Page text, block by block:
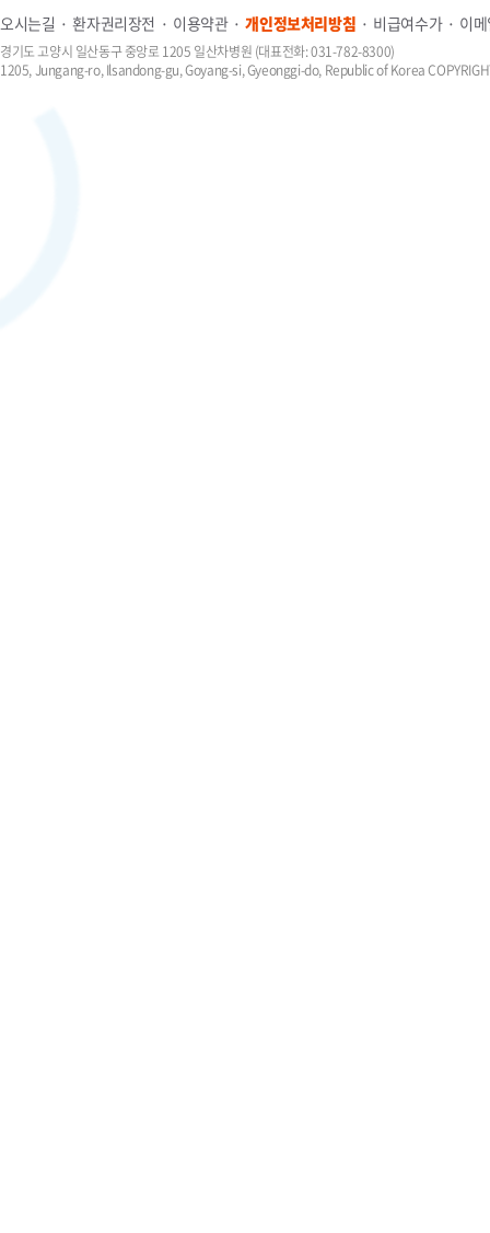
오시는길 환자권리장전 이용약관 개인정보처리방침 비급여수가 이
경기도 고양시 일산동구 중앙로 1205 일산차병원 (대표전화: 031-782-8300)
1205, Jungang-ro, Ilsandong-gu, Goyang-si, Gyeonggi-do, Republic of Korea